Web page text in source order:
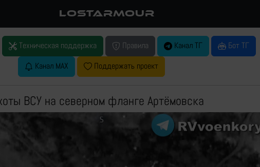
LOSTARMOUR
Техническая поддержка Правила Канал ТГ
Бот ТГ
Канал MAX
Поддержать проект
ВСУ на северном фланге Артёмовска